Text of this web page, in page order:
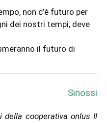
non c’è futuro per
dei nostri tempi, deve
il futuro di
Sinossi
della cooperativa onlus Il